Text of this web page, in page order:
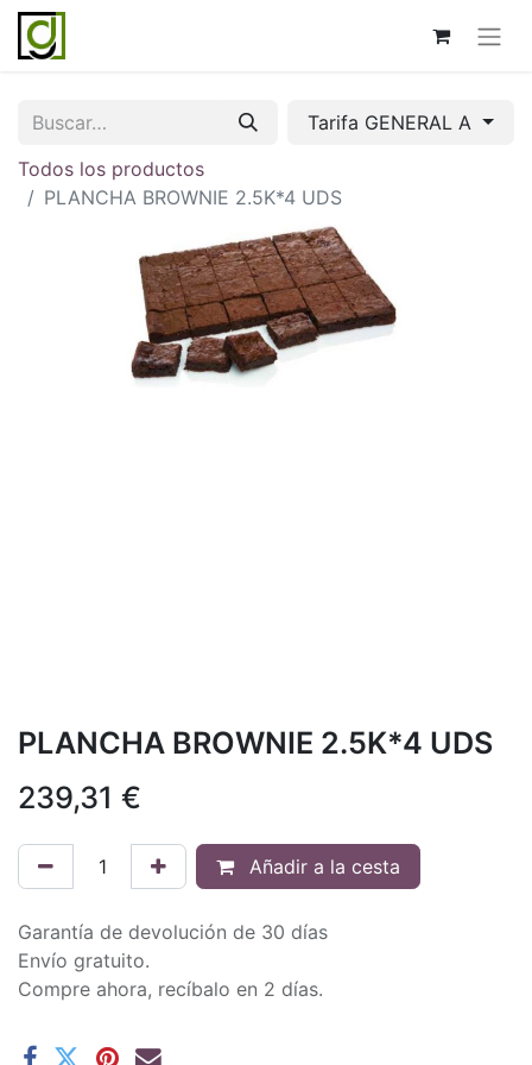
Tarifa GENERAL A
Todos los productos
PLANCHA BROWNIE 2.5K*4 UDS
PLANCHA BROWNIE 2.5K*4 UDS
239,31 €
Añadir a la cesta
Garantía de devolución de 30 días
Envío gratuito.
Compre ahora, recíbalo en 2 días.